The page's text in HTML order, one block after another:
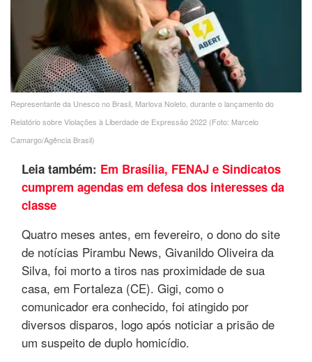
Representante da Unesco no Brasil, Marlova Noleto, durante o lançamento do
Relatório sobre Violações à Liberdade de Expressão 2022 (Foto: Marcelo
Camargo/Agência Brasil)
Leia também: Em Brasília, FENAJ e Sindicatos
cumprem agendas em defesa dos interesses da
classe
Quatro meses antes, em fevereiro, o dono do site
de notícias Pirambu News, Givanildo Oliveira da
Silva, foi morto a tiros nas proximidade de sua
casa, em Fortaleza (CE). Gigi, como o
comunicador era conhecido, foi atingido por
diversos disparos, logo após noticiar a prisão de
um suspeito de duplo homicídio.